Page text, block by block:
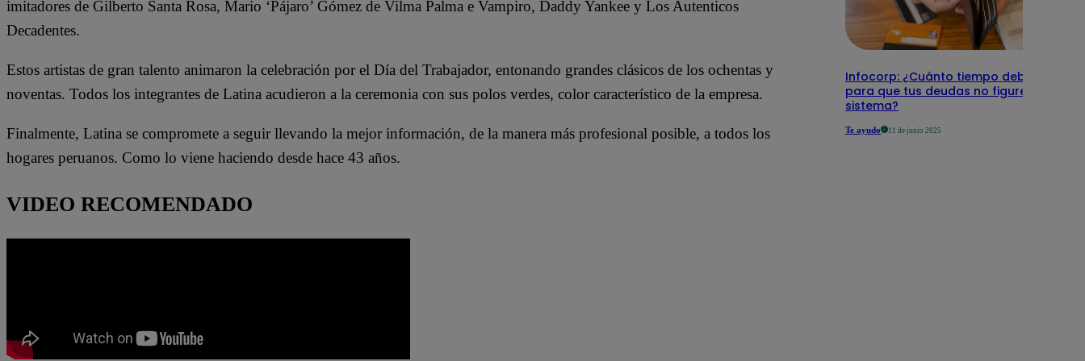
imitadores de Gilberto Santa Rosa, Mario ‘Pájaro’ Gómez de Vilma Palma e Vampiro, Daddy Yankee y Los Autenticos
Decadentes.
Estos artistas de gran talento animaron la celebración por el Día del Trabajador, entonando grandes clásicos de los ochentas y
noventas. Todos los integrantes de Latina acudieron a la ceremonia con sus polos verdes, color característico de la empresa.
Finalmente, Latina se compromete a seguir llevando la mejor información, de la manera más profesional posible, a todos los
hogares peruanos. Como lo viene haciendo desde hace 43 años.
VIDEO RECOMENDADO
Infocorp: ¿Cuánto tiempo debe pasar
para que tus deudas no figuren en su
sistema?
Te ayudo 11 de junio 2025